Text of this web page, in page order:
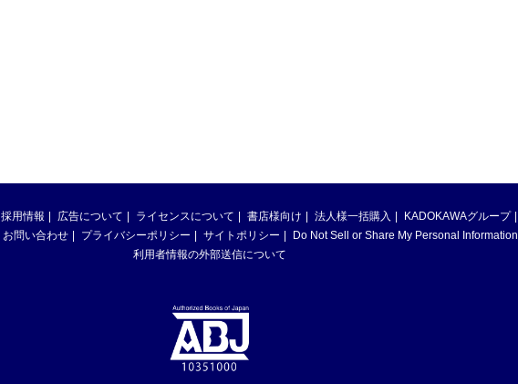
採用情報 広告について ライセンスについて 書店様向け 法人様一括購入
KADOKAWAグループ
お問い合わせ プライバシーポリシー サイトポリシー
Do Not Sell or Share My Personal Information
利用者情報の外部送信について